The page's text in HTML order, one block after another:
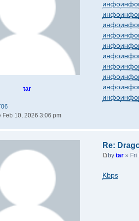
tar
Feb 10, 2026 3:06 pm
s
t
инфоинфо
инфоинфо
инфоинфо
инфоинфо
инфоинфо
инфоинфо
инфоинфо
инфоинфо
инфоинфо
инфоинфо
Re:
s
by tar »
Kbps